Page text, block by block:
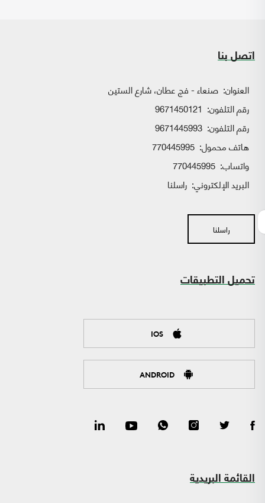
اتصل بنا
العنوان: صنعاء - فج عطان، شارع الستين
رقم التلفون: 9671450121
رقم التلفون: 9671445993
هاتف محمول: 770445995
واتساب:
البريد الإلكتروني: راسلنا
راسلنا
تحميل التطبيقات
IOS
ANDROID
القائمة البريدية